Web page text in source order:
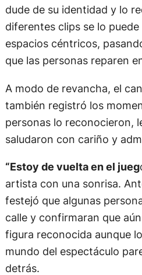
dude de su identidad y lo
diferentes clips se lo
espacios céntricos,
que las personas reparen
A modo de revancha, el
también registró los
personas lo reconocieron,
saludaron con cariño y
“Estoy de vuelta en el jueg
artista con una sonrisa.
festejó que algunas
calle y confirmaran que
figura reconocida aunque
mundo del espectáculo
detrás.